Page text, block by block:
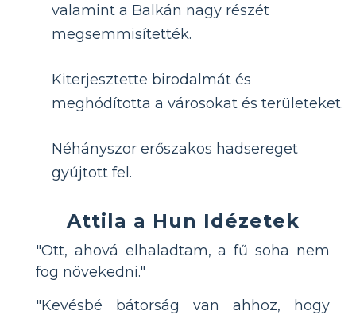
valamint a Balkán nagy részét
megsemmisítették.
Kiterjesztette birodalmát és
meghódította a városokat és területeket.
Néhányszor erőszakos hadsereget
gyújtott fel.
Attila a Hun Idézetek
"Ott, ahová elhaladtam, a fű soha nem
fog növekedni."
"Kevésbé bátorság van ahhoz, hogy